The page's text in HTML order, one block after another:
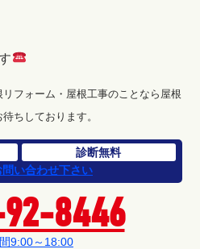
フォーム・屋根工事のことなら屋根
ちしております。
診断無料
い合わせ下さい
8446
9:00～18:00